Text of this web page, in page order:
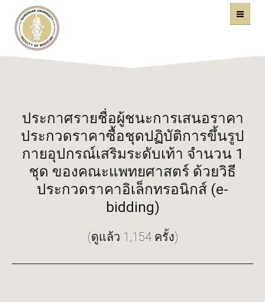
คณะแพทยศาสตร์
ประกาศรายชื่อผู้ชนะการเสนอราคา
ประกวดราคาซื้อชุดปฏิบัติการขึ้นรูป
กายอุปกรณ์เสริมระดับเท้า จำนวน 1
ชุด ของคณะแพทยศาสตร์ ด้วยวิธี
ประกวดราคาอิเล็กทรอนิกส์ (e-
bidding)
(ดูแล้ว 1,154 ครั้ง)